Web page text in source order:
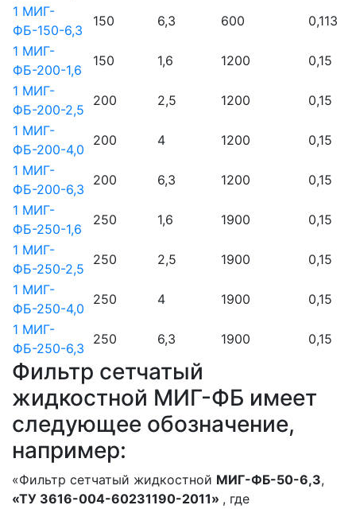
1 МИГ-
ФБ-150-6,3
150 6,3 600
0,113
1 МИГ-
ФБ-200-1,6
150 1,6 1200
0,15
1 МИГ-
ФБ-200-2,5
200 2,5 1200
0,15
1 МИГ-
ФБ-200-4,0
200 4 1200
0,15
1 МИГ-
ФБ-200-6,3
200 6,3 1200
0,15
1 МИГ-
ФБ-250-1,6
250 1,6 1900
0,15
1 МИГ-
ФБ-250-2,5
250 2,5 1900
0,15
1 МИГ-
ФБ-250-4,0
250 4 1900
0,15
1 МИГ-
ФБ-250-6,3
250 6,3 1900 0,15
Фильтр сетчатый
жидкостной МИГ-ФБ имеет
следующее обозначение,
например:
«Фильтр сетчатый жидкостной МИГ-ФБ-50-6,3,
«ТУ 3616-004-60231190-2011» , где